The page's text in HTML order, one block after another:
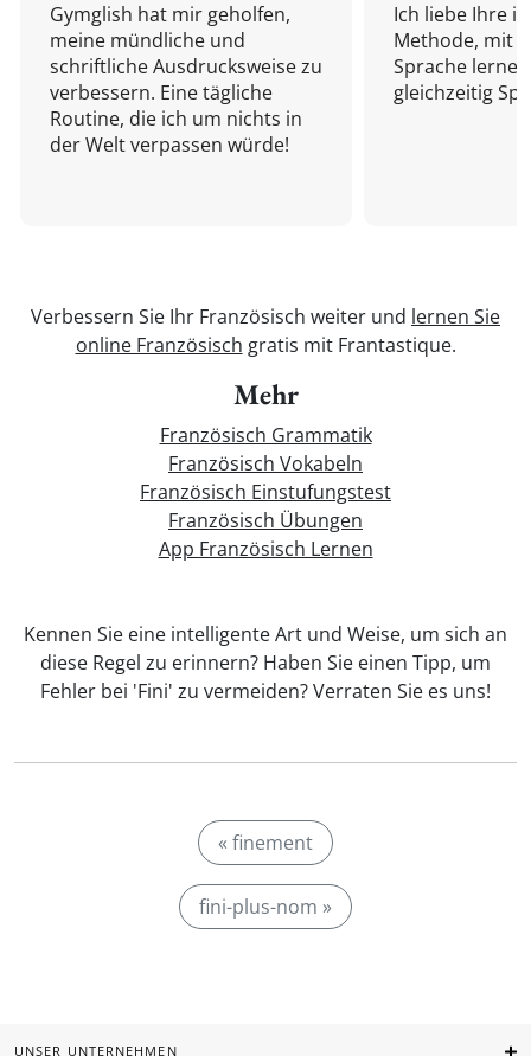
Gymglish hat mir geholfen,
meine mündliche und
schriftliche Ausdrucksweise zu
verbessern. Eine tägliche
Routine, die ich um nichts in
der Welt verpassen würde!
Ich liebe Ihre
Methode, mit
Sprache
gleichzeitig
Verbessern Sie Ihr Französisch weiter und lernen Sie
online Französisch gratis mit Frantastique.
Mehr
Französisch Grammatik
Französisch Vokabeln
Französisch Einstufungstest
Französisch Übungen
App Französisch Lernen
Kennen Sie eine intelligente Art und Weise, um sich an
diese Regel zu erinnern? Haben Sie einen Tipp, um
Fehler bei 'Fini' zu vermeiden? Verraten Sie es uns!
« finement
fini-plus-nom »
UNSER UNTERNEHMEN